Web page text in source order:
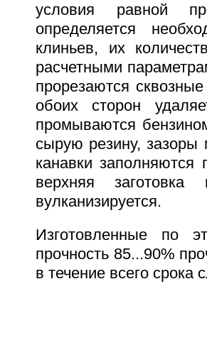
условия равной
определяется
клиньев, их
расчетными
прорезаются
обоих сторон
промываются
сырую резину, зазоры
канавки заполняются
верхняя
вулканизируется.
Изготовленные по
прочность 85...90%
в течение всего срока